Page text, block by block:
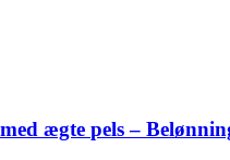
ægte pels –